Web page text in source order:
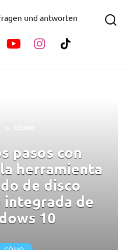
und antworten
pasos con
herramienta
de disco
de
10